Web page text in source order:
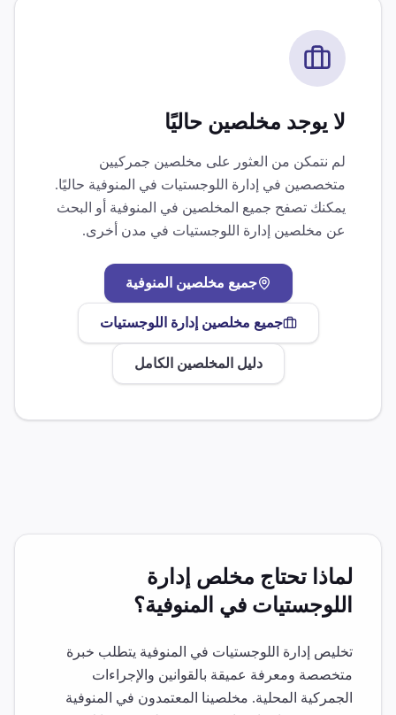
لا يوجد مخلصين حاليًا
لم نتمكن من العثور على مخلصين جمركيين
متخصصين في إدارة اللوجستيات في المنوفية حاليًا.
يمكنك تصفح جميع المخلصين في المنوفية أو البحث
عن مخلصين إدارة اللوجستيات في مدن أخرى.
جميع مخلصين المنوفية
جميع مخلصين إدارة اللوجستيات
دليل المخلصين الكامل
لماذا تحتاج مخلص إدارة
اللوجستيات في المنوفية؟
تخليص إدارة اللوجستيات في المنوفية يتطلب خبرة
متخصصة ومعرفة عميقة بالقوانين والإجراءات
الجمركية المحلية. مخلصينا المعتمدون في المنوفية